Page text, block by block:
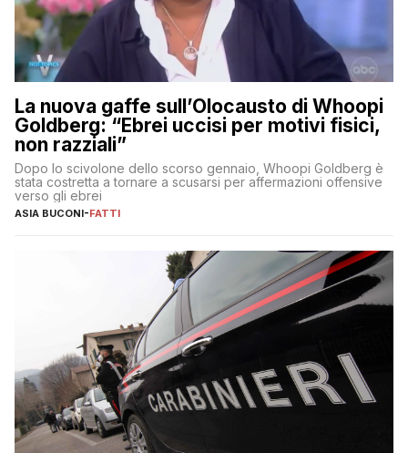
La nuova gaffe sull’Olocausto di Whoopi
Goldberg: “Ebrei uccisi per motivi fisici,
non razziali”
Dopo lo scivolone dello scorso gennaio, Whoopi Goldberg è
stata costretta a tornare a scusarsi per affermazioni offensive
verso gli ebrei
ASIA BUCONI-FATTI